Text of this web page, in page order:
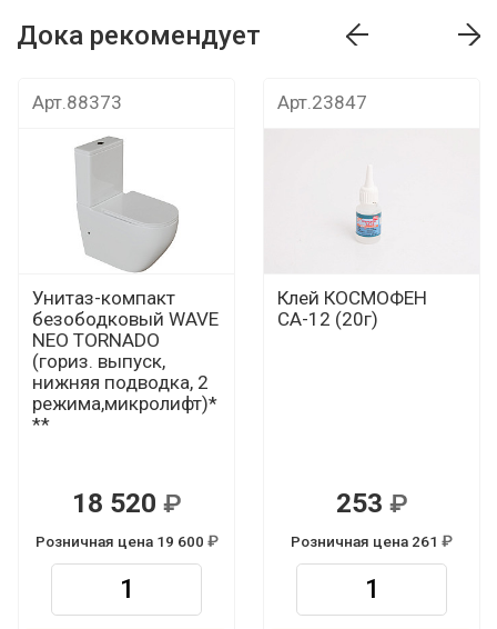
Дока рекомендует
Арт.88373
Унитаз-компакт
безободковый WAVE
NEO TORNADO
(гориз. выпуск,
нижняя подводка, 2
режима,микролифт)*
**
18 520
Розничная цена 19 600
Арт.23847
Клей КОСМОФЕН
СА-12 (20г)
253
Розничная цена 261
Р
Р Р
Дока рекомендует Дока